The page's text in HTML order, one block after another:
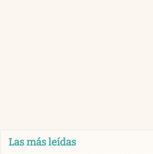
Las más leídas